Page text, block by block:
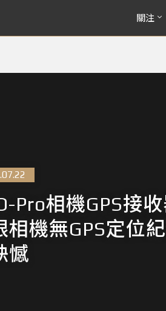
關注
Pro相機GPS接
相機無GPS定位
憾